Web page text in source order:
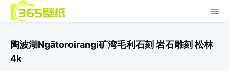
陶波湖Ngātoroirangi矿湾毛利石刻 岩石雕刻 松林
4k